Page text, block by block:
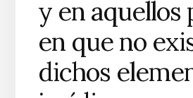
y en aquellos
en que no
dichos